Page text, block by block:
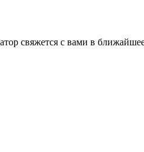
свяжется с вами в